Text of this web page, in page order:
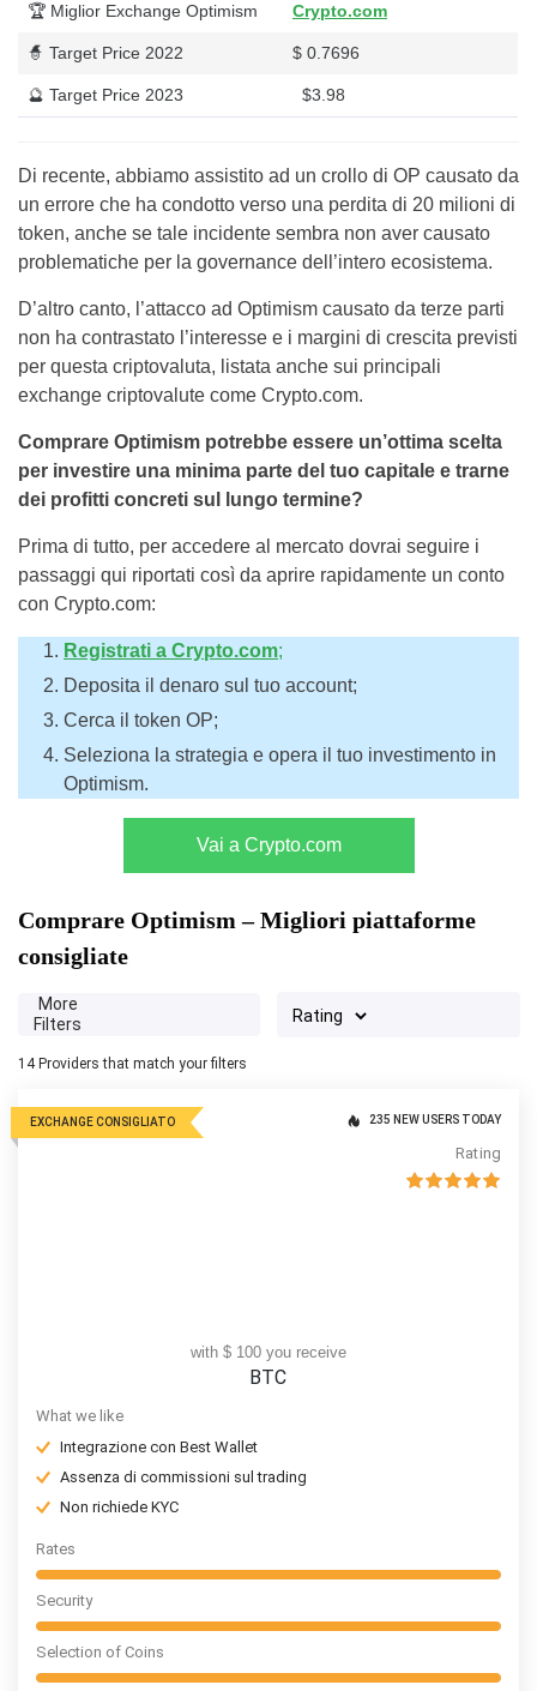
🏆 Miglior Exchange Optimism Crypto.com
🧙 Target Price 2022 $ 0.7696
🔮 Target Price 2023 $3.98
Di recente, abbiamo assistito ad un crollo di OP causato da
un errore che ha condotto verso una perdita di 20 milioni di
token, anche se tale incidente sembra non aver causato
problematiche per la governance dell’intero ecosistema.
D’altro canto, l’attacco ad Optimism causato da terze parti
non ha contrastato l’interesse e i margini di crescita previsti
per questa criptovaluta, listata anche sui principali
exchange criptovalute come Crypto.com.
Comprare Optimism potrebbe essere un’ottima scelta
per investire una minima parte del tuo capitale e trarne
dei profitti concreti sul lungo termine?
Prima di tutto, per accedere al mercato dovrai seguire i
passaggi qui riportati così da aprire rapidamente un conto
con Crypto.com:
Registrati a Crypto.com;
Deposita il denaro sul tuo account;
Cerca il token OP;
Seleziona la strategia e opera il tuo investimento in
Optimism.
Vai a Crypto.com
Comprare Optimism – Migliori piattaforme
consigliate
More
Filters
14 Providers that match your filters
EXCHANGE CONSIGLIATO 235 NEW USERS TODAY
Rating
with $ 100 you receive
BTC
What we like
Integrazione con Best Wallet
Assenza di commissioni sul trading
Non richiede KYC
Rates
Security
Selection of Coins